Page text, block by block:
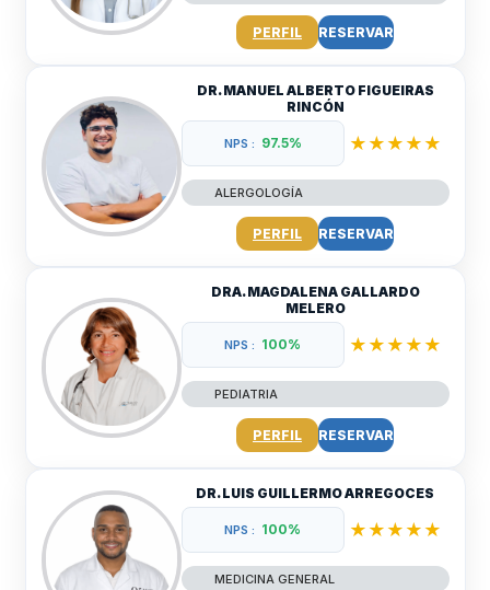
PERFIL RESERVAR
DR. MANUEL ALBERTO FIGUEIRAS
RINCÓN
NPS : 97.5% ★★★★★
ALERGOLOGÍA
PERFIL RESERVAR
DRA. MAGDALENA GALLARDO
MELERO
NPS : 100% ★★★★★
PEDIATRIA
PERFIL RESERVAR
DR. LUIS GUILLERMO ARREGOCES
NPS : 100% ★★★★★
MEDICINA GENERAL